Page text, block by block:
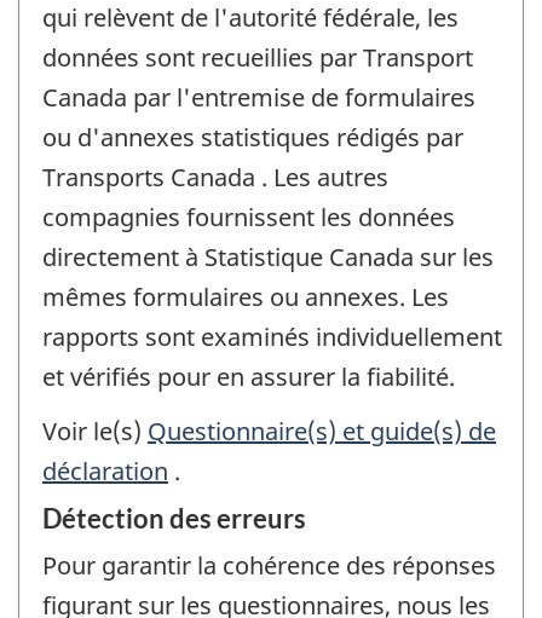
qui relèvent de l'autorité fédérale, les
données sont recueillies par Transport
Canada par l'entremise de formulaires
ou d'annexes statistiques rédigés par
Transports Canada . Les autres
compagnies fournissent les données
directement à Statistique Canada sur les
mêmes formulaires ou annexes. Les
rapports sont examinés individuellement
et vérifiés pour en assurer la fiabilité.
Voir le(s) Questionnaire(s) et guide(s) de
déclaration .
Détection des erreurs
Pour garantir la cohérence des réponses
figurant sur les questionnaires, nous les